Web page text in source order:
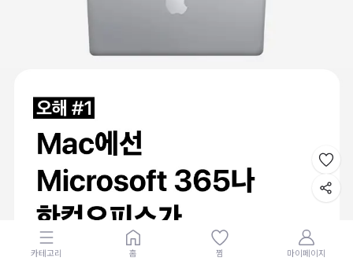
카테고리 홈 찜 마이페이지